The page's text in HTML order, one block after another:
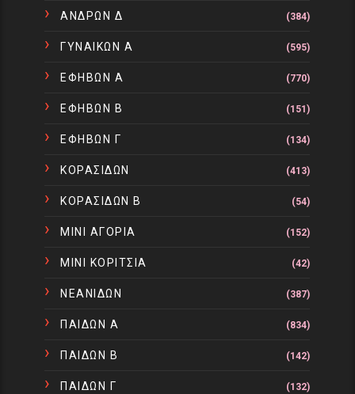
ΑΝΔΡΩΝ Δ (384)
ΓΥΝΑΙΚΩΝ Α (595)
ΕΦΗΒΩΝ Α (770)
ΕΦΗΒΩΝ Β (151)
ΕΦΗΒΩΝ Γ (134)
ΚΟΡΑΣΙΔΩΝ (413)
ΚΟΡΑΣΙΔΩΝ Β (54)
ΜΙΝΙ ΑΓΟΡΙΑ (152)
ΜΙΝΙ ΚΟΡΙΤΣΙΑ (42)
ΝΕΑΝΙΔΩΝ (387)
ΠΑΙΔΩΝ Α (834)
ΠΑΙΔΩΝ Β (142)
ΠΑΙΔΩΝ Γ (132)